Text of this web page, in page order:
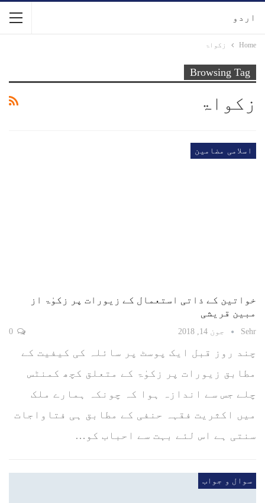
اردو
Home زکواۃ
Browsing Tag
زکواۃ
اسلامی مضامین
خواتین کے ذاتی استعمال کے زیورات پر زکوٰۃ از
مبین قریشی
Sehr جون 14, 2018
چند روز قبل ایک پوسٹ پر سائلہ کی کیفیت کے
مطابق زیورات پر زکوٰۃ کے متعلق کچھ کمنٹس
چلے جس سے اندازہ ہوا کہ چونکہ ہمارے ملک
میں اکثریت فقہہ حنفی کے مطابق ہی فتاواجات
سنتی ہے اس لئے بہت سے احباب کو…
سوال و جواب